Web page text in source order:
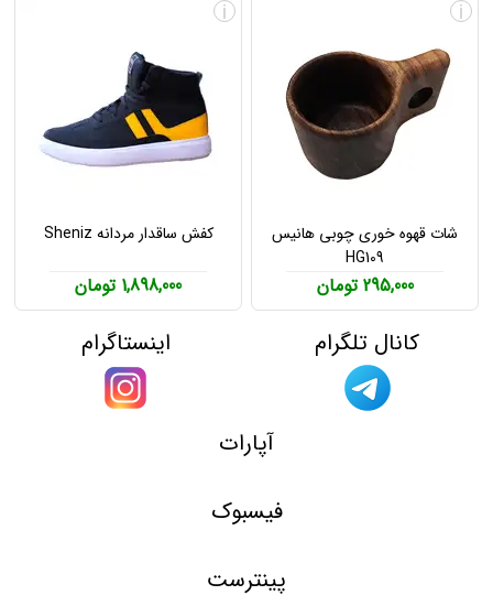
شات قهوه خوری چوبی هانیس
HG109
295,000 تومان
i
کفش ساقدار مردانه Sheniz
1,898,000 تومان
i
کانال تلگرام اینستاگرام
آپارات
فیسبوک
پینترست